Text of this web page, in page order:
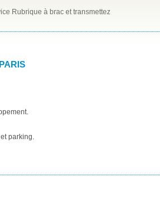
Rubrique à brac et transmettez
parking.